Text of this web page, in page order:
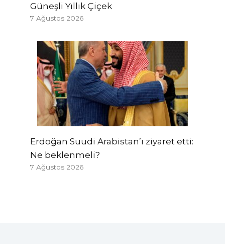
Güneşli Yıllık Çiçek
7 Ağustos 2026
Erdoğan Suudi Arabistan’ı ziyaret etti:
Ne beklenmeli?
7 Ağustos 2026